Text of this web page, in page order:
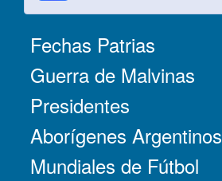
Fechas Patrias
Guerra de Malvinas
Presidentes
Aborígenes Argentinos
Mundiales de Fútbol